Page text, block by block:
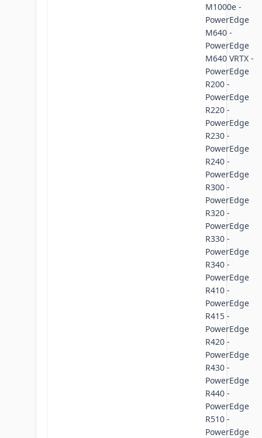
M1000e -
PowerEdge
M640 -
PowerEdge
M640 VRTX -
PowerEdge
R200 -
PowerEdge
R220 -
PowerEdge
R230 -
PowerEdge
R240 -
PowerEdge
R300 -
PowerEdge
R320 -
PowerEdge
R330 -
PowerEdge
R340 -
PowerEdge
R410 -
PowerEdge
R415 -
PowerEdge
R420 -
PowerEdge
R430 -
PowerEdge
R440 -
PowerEdge
R510 -
PowerEdge